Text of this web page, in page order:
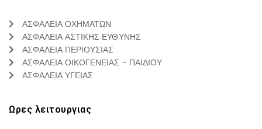
ΑΣΦΑΛΕΙΑ ΟΧΗΜΑΤΩΝ
ΑΣΦΑΛΕΙΑ ΑΣΤΙΚΗΣ ΕΥΘΥΝΗΣ
ΑΣΦΑΛΕΙΑ ΠΕΡΙΟΥΣΙΑΣ
ΑΣΦΑΛΕΙΑ ΟΙΚΟΓΕΝΕΙΑΣ - ΠΑΙΔΙΟΥ
ΑΣΦΑΛΕΙΑ ΥΓΕΙΑΣ
Ωρες λειτουργιας